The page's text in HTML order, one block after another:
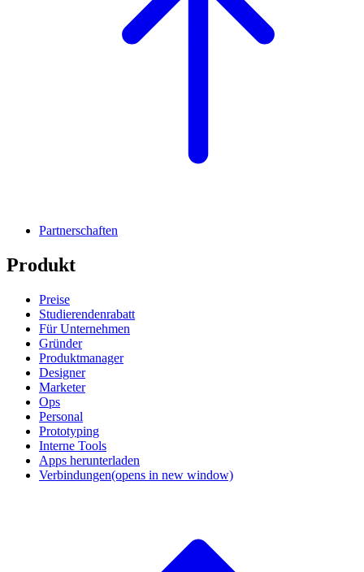
Partnerschaften
Produkt
Preise
Studierendenrabatt
Für Unternehmen
Gründer
Produktmanager
Designer
Marketer
Ops
Personal
Prototyping
Interne Tools
Apps herunterladen
Verbindungen(opens in new window)